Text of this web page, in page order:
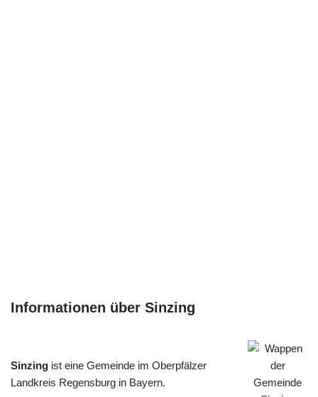
Informationen über Sinzing
Sinzing ist eine Gemeinde im Oberpfälzer
Landkreis Regensburg in Bayern.